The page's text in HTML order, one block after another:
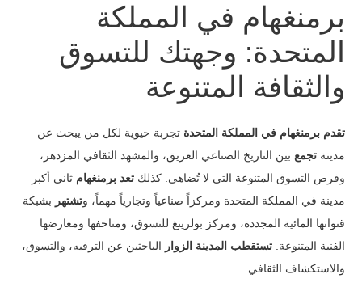
برمنغهام في المملكة
المتحدة: وجهتك للتسوق
والثقافة المتنوعة
تقدم برمنغهام في المملكة المتحدة تجربة حيوية لكل من يبحث عن
مدينة تجمع بين التاريخ الصناعي العريق، والمشهد الثقافي المزدهر،
وفرص التسوق المتنوعة التي لا تُضاهى. كذلك تعد برمنغهام ثاني أكبر
مدينة في المملكة المتحدة ومركزاً صناعياً وتجارياً مهماً، وتشتهر بشبكة
قنواتها المائية المجددة، ومركز بولرينغ للتسوق، ومتاحفها ومعارضها
الفنية المتنوعة. تستقطب المدينة الزوار الباحثين عن الترفيه، والتسوق،
والاستكشاف الثقافي.